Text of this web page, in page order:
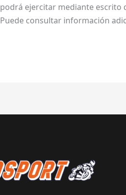
podrá ejercitar mediante escrito
Puede consultar información